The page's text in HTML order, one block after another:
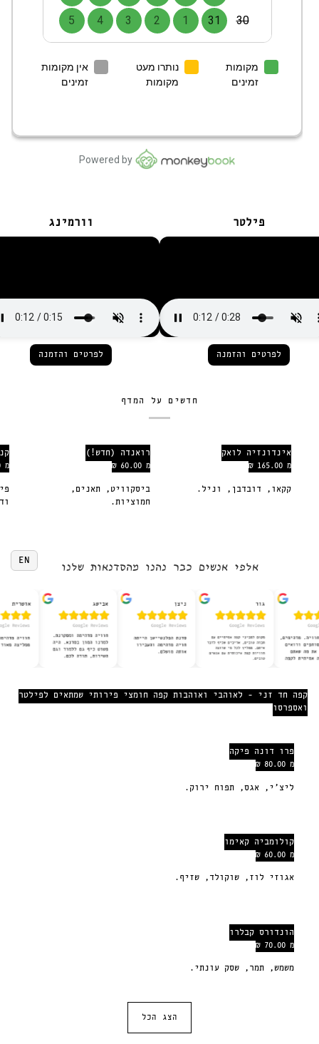
פילטר
לפרטים והזמנה
וורמינג
לפרטים והזמנה
חדשים על המדף
אינדונזיה לואק
מ 165.00 ₪
קקאו, דובדבן, וניל.
רואנדה
רואנדה (חדש!)
מ 60.00 ₪
ביסקוויט, תאנים,
חמוציות.
קנייה
(חדש!)
מ 70.00 ₪
EN
אלפי אנשים כבר נהנו מהסדנאות שלנו
קפה חד זני - לאוהבי ואוהבות קפה חומצי פירותי שמתאים לפילטר
ואספרסו
פרו דונה פיקה
מ 80.00 ₪
ליצ׳י, אגס, תפוח ירוק.
קולומביה קאימו
מ 60.00 ₪
אגוזי לוז, שוקולד, שזיף.
הונדורס קבלרו
מ 70.00 ₪
משמש, תמר, שסק עונתי.
הצג הכל